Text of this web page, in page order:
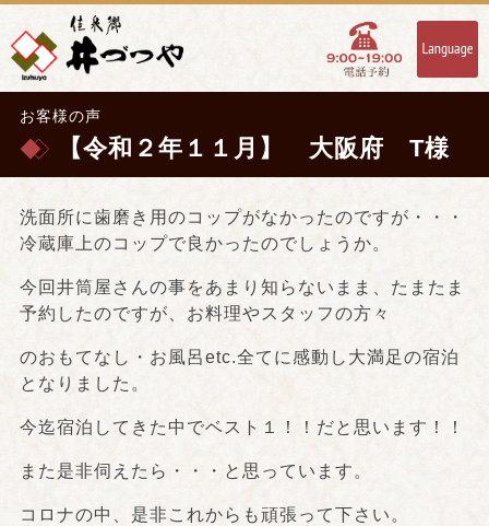
お客様の声
【令和２年１１月】 大阪府 T様
洗面所に歯磨き用のコップがなかったのですが・・・
冷蔵庫上のコップで良かったのでしょうか。
今回井筒屋さんの事をあまり知らないまま、たまたま
予約したのですが、お料理やスタッフの方々
のおもてなし・お風呂etc.全てに感動し大満足の宿泊
となりました。
今迄宿泊してきた中でベスト１！！だと思います！！
また是非伺えたら・・・と思っています。
コロナの中、是非これからも頑張って下さい。